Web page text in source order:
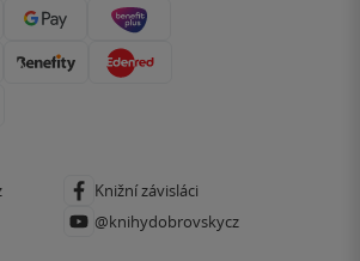
Knižní závisláci
@knihydobrovskycz